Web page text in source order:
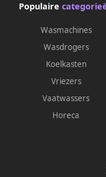
Populaire
Wasmachines
Wasdrogers
Koelkasten
Vriezers
Vaatwassers
Horeca